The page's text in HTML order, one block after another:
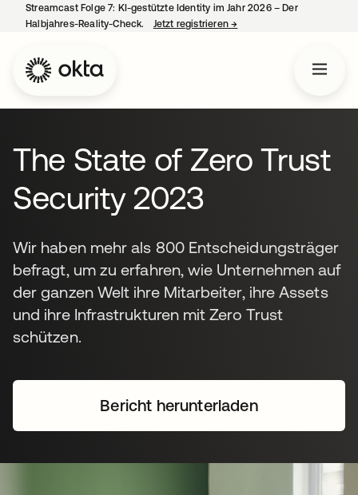
Streamcast Folge 7: KI-gestützte Identity im Jahr 2026 – Der
Halbjahres-Reality-Check.
Jetzt registrieren→
The State of Zero Trust
Security 2023
Wir haben mehr als 800 Entscheidungsträger
befragt, um zu erfahren, wie Unternehmen auf
der ganzen Welt ihre Mitarbeiter, ihre Assets
und ihre Infrastrukturen mit Zero Trust
schützen.
Bericht herunterladen